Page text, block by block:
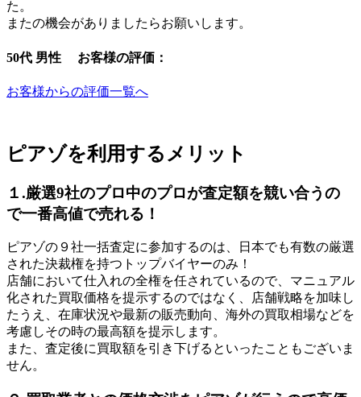
た。
またの機会がありましたらお願いします。
50代 男性 お客様の評価：
お客様からの評価一覧へ
ピアゾを利用するメリット
１.厳選9社のプロ中のプロが査定額を競い合うの
で一番高値で売れる！
ピアゾの９社一括査定に参加するのは、日本でも有数の厳選
された決裁権を持つトップバイヤーのみ！
店舗において仕入れの全権を任されているので、マニュアル
化された買取価格を提示するのではなく、店舗戦略を加味し
たうえ、在庫状況や最新の販売動向、海外の買取相場などを
考慮しその時の最高額を提示します。
また、査定後に買取額を引き下げるといったこともございま
せん。